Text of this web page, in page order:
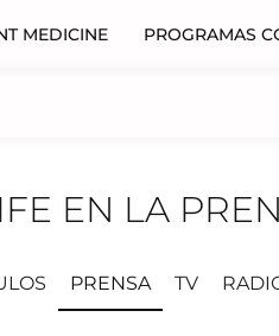
MEDICINE PROGRAMAS
EN LA
PRENSA TV